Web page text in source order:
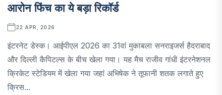
आरोन फिंच का ये बड़ा रिकॉर्ड
22 APR, 2026
इंटरनेट डेस्क। आईपीएल 2026 का 31वां मुकाबला सनराइजर्स हैदराबाद
और दिल्ली कैपिटल्स के बीच खेला गया। यह मैच राजीव गांधी इंटरनेशनल
क्रिकेट स्टेडियम में खेला गया जहां अभिषेक ने तूफानी शतक लगाते हुए
क्रिस...